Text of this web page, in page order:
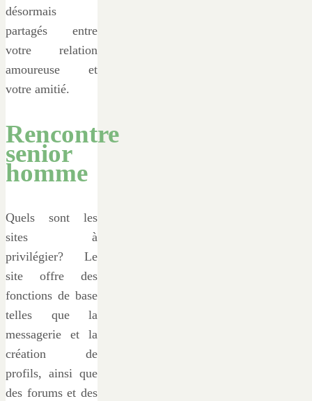
désormais
partagés entre
votre relation
amoureuse et
votre amitié.
Rencontre
senior
homme
Quels sont les
sites à
privilégier? Le
site offre des
fonctions de base
telles que la
messagerie et la
création de
profils, ainsi que
des forums et des